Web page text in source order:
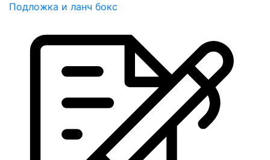
Подложка и ланч бокс